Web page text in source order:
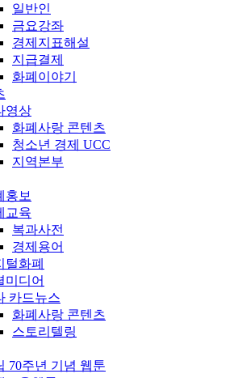
일반인
금요강좌
경제지표해설
지급결제
화폐이야기
영상
화폐사랑 콘텐츠
청소년 경제 UCC
지역본부
홍보
교육
복과사전
경제용어
털화폐
미디어
카드뉴스
화폐사랑 콘텐츠
스토리텔링
70주년 기념 웹툰